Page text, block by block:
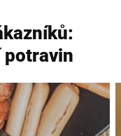
potravin